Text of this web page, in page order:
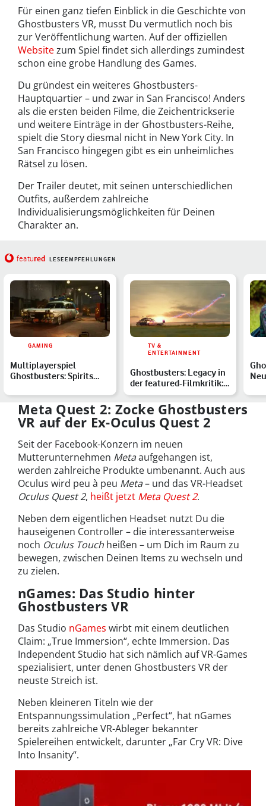
Für einen ganz tiefen Einblick in die Geschichte von
Ghostbusters VR, musst Du vermutlich noch bis
zur Veröffentlichung warten. Auf der offiziellen
Websitezum Spiel findet sich allerdings zumindest
schon eine grobe Handlung des Games.
Du gründest ein weiteres Ghostbusters-
Hauptquartier – und zwar in San Francisco! Anders
als die ersten beiden Filme, die Zeichentrickserie
und weitere Einträge in der Ghostbusters-Reihe,
spielt die Story diesmal nicht in New York City. In
San Francisco hingegen gibt es ein unheimliches
Rätsel zu lösen.
Der Trailer deutet, mit seinen unterschiedlichen
Outfits, außerdem zahlreiche
Individualisierungsmöglichkeiten für Deinen
Charakter an.
featured LESEEMPFEHLUNGEN
GAMING
Multiplayerspiel
Ghostbusters: Spirits
− Au…
TV &
ENTERTAINMENT
Ghostbusters: Legacy in
der featured-Filmkritik:
Geisterreiches S…
Meta Quest 2: Zocke Ghostbusters
VR auf der Ex-Oculus Quest 2
Seit der Facebook-Konzern im neuen
Mutterunternehmen Metaaufgehangen ist,
werden zahlreiche Produkte umbenannt. Auch aus
Oculus wird peu à peu Meta– und das VR-Headset
Oculus Quest 2, heißt jetzt Meta Quest 2.
Neben dem eigentlichen Headset nutzt Du die
hauseigenen Controller – die interessanterweise
noch Oculus Touch heißen – um Dich im Raum zu
bewegen, zwischen Deinen Items zu wechseln und
zu zielen.
nGames: Das Studio hinter
Ghostbusters VR
Das Studio nGames wirbt mit einem deutlichen
Claim: „True Immersion“, echte Immersion. Das
Independent Studio hat sich nämlich auf VR-Games
spezialisiert, unter denen Ghostbusters VR der
neuste Streich ist.
Neben kleineren Titeln wie der
Entspannungssimulation „Perfect“, hat nGames
bereits zahlreiche VR-Ableger bekannter
Spielereihen entwickelt, darunter „Far Cry VR: Dive
Into Insanity“.